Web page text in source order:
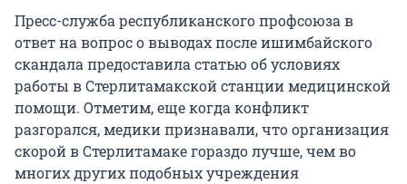
Пресс-служба республиканского профсоюза в
ответ на вопрос о выводах после ишимбайского
скандала предоставила статью об условиях
работы в Стерлитамакской станции медицинской
помощи. Отметим, еще когда конфликт
разгорался, медики признавали, что организация
скорой в Стерлитамаке гораздо лучше, чем во
многих других подобных учреждения